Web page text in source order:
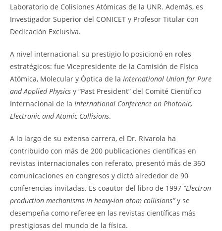
Laboratorio de Colisiones Atómicas de la UNR. Además, es
Investigador Superior del CONICET y Profesor Titular con
Dedicación Exclusiva.
A nivel internacional, su prestigio lo posicionó en roles
estratégicos: fue Vicepresidente de la Comisión de Física
Atómica, Molecular y Óptica de la International Union for Pure
and Applied Physics y “Past President” del Comité Científico
Internacional de la International Conference on Photonic,
Electronic and Atomic Collisions.
A lo largo de su extensa carrera, el Dr. Rivarola ha
contribuido con más de 200 publicaciones científicas en
revistas internacionales con referato, presentó más de 360
comunicaciones en congresos y dictó alrededor de 90
conferencias invitadas. Es coautor del libro de 1997 “Electron
production mechanisms in heavy-ion atom collisions”y se
desempeña como referee en las revistas científicas más
prestigiosas del mundo de la física.